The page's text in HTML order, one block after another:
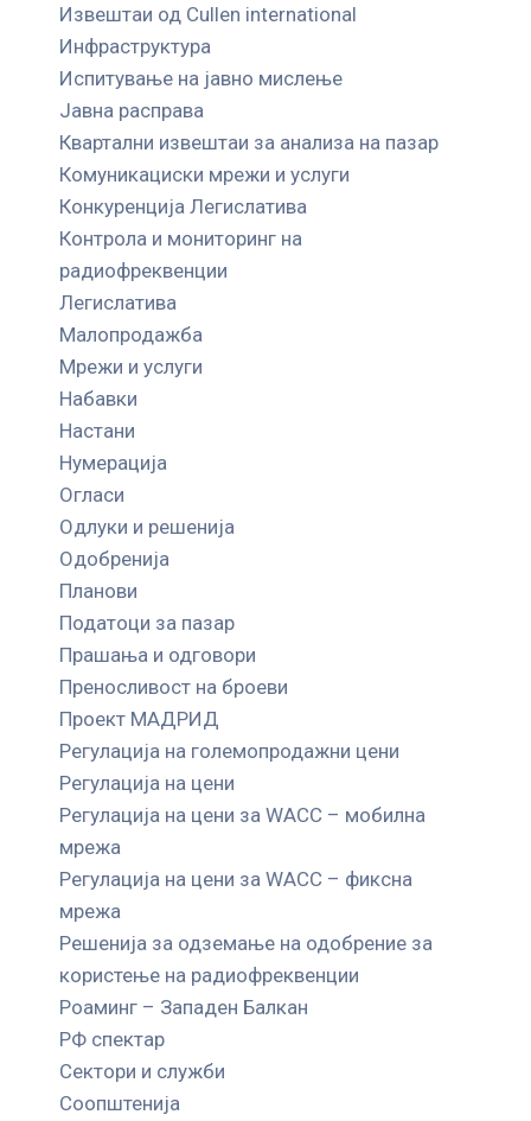
Извештаи од Cullen international
Инфраструктура
Испитување на јавно мислење
Јавна расправа
Квартални извештаи за анализа на пазар
Комуникациски мрежи и услуги
Конкуренција Легислатива
Контрола и мониторинг на
радиофреквенции
Легислатива
Малопродажба
Мрежи и услуги
Набавки
Настани
Нумерација
Огласи
Одлуки и решенија
Одобренија
Планови
Податоци за пазар
Прашања и одговори
Преносливост на броеви
Проект МАДРИД
Регулација на големопродажни цени
Регулација на цени
Регулација на цени за WACC – мобилна
мрежа
Регулација на цени за WACC – фиксна
мрежа
Решенија за одземање на одобрение за
користење на радиофреквенции
Роаминг – Западен Балкан
РФ спектар
Сектори и служби
Соопштенија